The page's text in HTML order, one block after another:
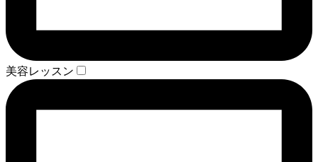
美容レッスン